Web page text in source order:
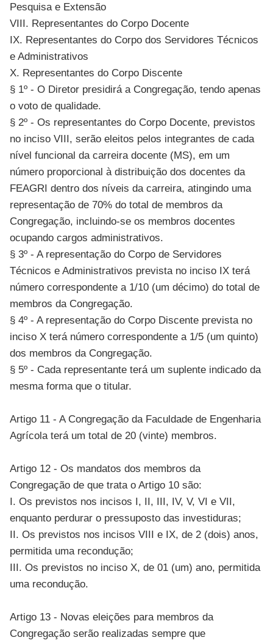
Pesquisa e Extensão
VIII. Representantes do Corpo Docente
IX. Representantes do Corpo dos Servidores Técnicos
e Administrativos
X. Representantes do Corpo Discente
§ 1º - O Diretor presidirá a Congregação, tendo apenas
o voto de qualidade.
§ 2º - Os representantes do Corpo Docente, previstos
no inciso VIII, serão eleitos pelos integrantes de cada
nível funcional da carreira docente (MS), em um
número proporcional à distribuição dos docentes da
FEAGRI dentro dos níveis da carreira, atingindo uma
representação de 70% do total de membros da
Congregação, incluindo-se os membros docentes
ocupando cargos administrativos.
§ 3º - A representação do Corpo de Servidores
Técnicos e Administrativos prevista no inciso IX terá
número correspondente a 1/10 (um décimo) do total de
membros da Congregação.
§ 4º - A representação do Corpo Discente prevista no
inciso X terá número correspondente a 1/5 (um quinto)
dos membros da Congregação.
§ 5º - Cada representante terá um suplente indicado da
mesma forma que o titular.
Artigo 11 - A Congregação da Faculdade de Engenharia
Agrícola terá um total de 20 (vinte) membros.
Artigo 12 - Os mandatos dos membros da
Congregação de que trata o Artigo 10 são:
I. Os previstos nos incisos I, II, III, IV, V, VI e VII,
enquanto perdurar o pressuposto das investiduras;
II. Os previstos nos incisos VIII e IX, de 2 (dois) anos,
permitida uma recondução;
III. Os previstos no inciso X, de 01 (um) ano, permitida
uma recondução.
Artigo 13 - Novas eleições para membros da
Congregação serão realizadas sempre que